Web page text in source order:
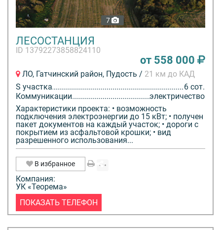
7
ЛЕСОСТАНЦИЯ
ID 13792273858824110
от 558 000
ЛО, Гатчинский район, Пудость / 21 км до КАД
S участка
6 сот.
Коммуникации
электричество
Характеристики проекта: • возможность
подключения электроэнергии до 15 кВт; • получен
пакет документов на каждый участок; • дороги с
покрытием из асфальтовой крошки; • вид
разрешенного использования...
В избранное
Компания:
УК «Теорема»
ПОКАЗАТЬ ТЕЛЕФОН